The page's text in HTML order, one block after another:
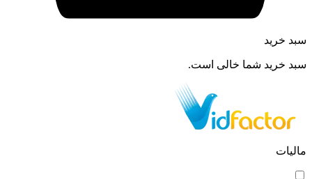
سبد خرید
سبد خرید شما خالی است.
مالیات